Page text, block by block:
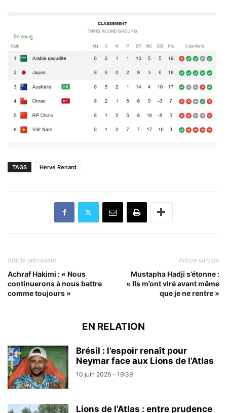
TAGS Hervé Renard
Article précédent
Achraf Hakimi : « Nous
continuerons à nous battre
comme toujours »
Article suivant
Mustapha Hadji s’étonne :
« Ils m’ont viré avant même
que je ne rentre »
EN RELATION
Brésil : l’espoir renaît pour
Neymar face aux Lions de l’Atlas
10 juin 2026 - 19:39
Lions de l’Atlas : entre prudence